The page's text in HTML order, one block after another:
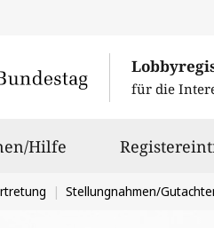
für die
Hilfe
Stellungnahmen/